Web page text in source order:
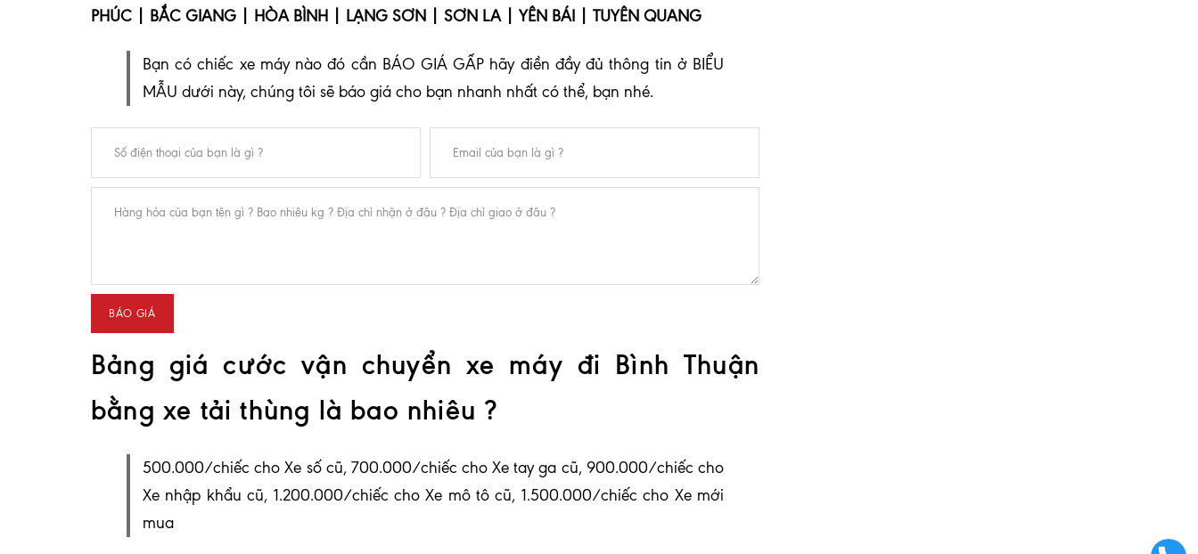
PHÚC | BẮC GIANG | HÒA BÌNH | LẠNG SƠN | SƠN LA | YÊN BÁI | TUYÊN QUANG
Bạn có chiếc xe máy nào đó cần BÁO GIÁ GẤP hãy điền đầy đủ thông tin ở BIỂU
MẪU dưới này, chúng tôi sẽ báo giá cho bạn nhanh nhất có thể, bạn nhé.
Bảng giá cước vận chuyển xe máy đi Bình Thuận
bằng xe tải thùng là bao nhiêu ?
500.000/chiếc cho Xe số cũ, 700.000/chiếc cho Xe tay ga cũ, 900.000/chiếc cho
Xe nhập khẩu cũ, 1.200.000/chiếc cho Xe mô tô cũ, 1.500.000/chiếc cho Xe mới
mua